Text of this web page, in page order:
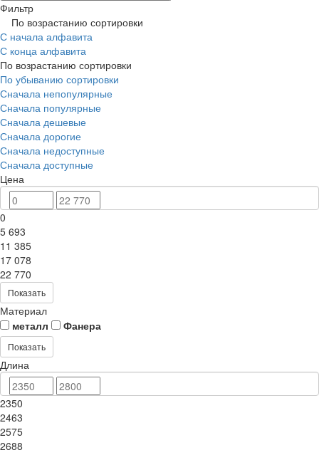
Фильтр
По возрастанию сортировки
С начала алфавита
С конца алфавита
По возрастанию сортировки
По убыванию сортировки
Сначала непопулярные
Сначала популярные
Сначала дешевые
Сначала дорогие
Сначала недоступные
Сначала доступные
Цена
0
5 693
11 385
17 078
22 770
Показать
Материал
металл
Фанера
Показать
Длина
2350
2463
2575
2688